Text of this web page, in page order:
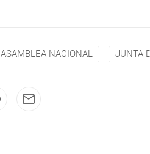
ASAMBLEA NACIONAL JUNTA